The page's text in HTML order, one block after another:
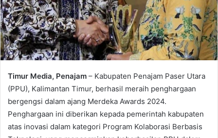
Timur Media, Penajam – Kabupaten Penajam Paser Utara
(PPU), Kalimantan Timur, berhasil meraih penghargaan
bergengsi dalam ajang Merdeka Awards 2024.
Penghargaan ini diberikan kepada pemerintah kabupaten
atas inovasi dalam kategori Program Kolaborasi Berbasis